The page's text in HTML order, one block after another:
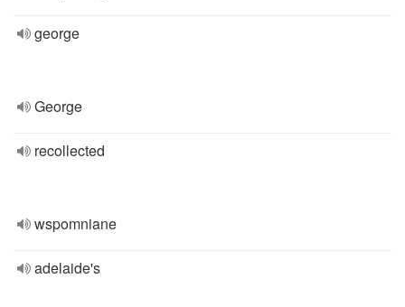
george
George
recollected
wspomniane
adelaide's